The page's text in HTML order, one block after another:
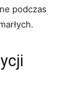
podczas